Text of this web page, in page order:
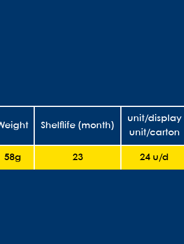
Shelflife (month)
unit/display
unit/carton
58g 23 24 u/d